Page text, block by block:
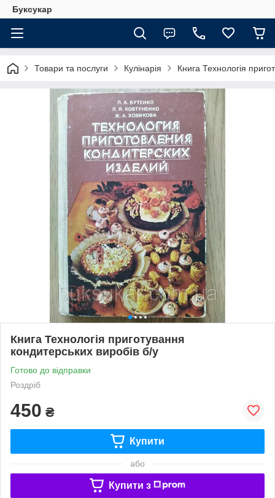
Буксукар
Товари та послуги Кулінарія Книга Технологія
Книга Технологія приготування
кондитерських виробів б/у
Готово до відправки
Роздріб
450 ₴
Купити
або
Купити з